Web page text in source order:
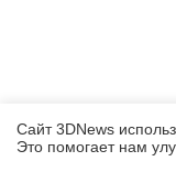
Сайт 3DNews
Это помогает нам